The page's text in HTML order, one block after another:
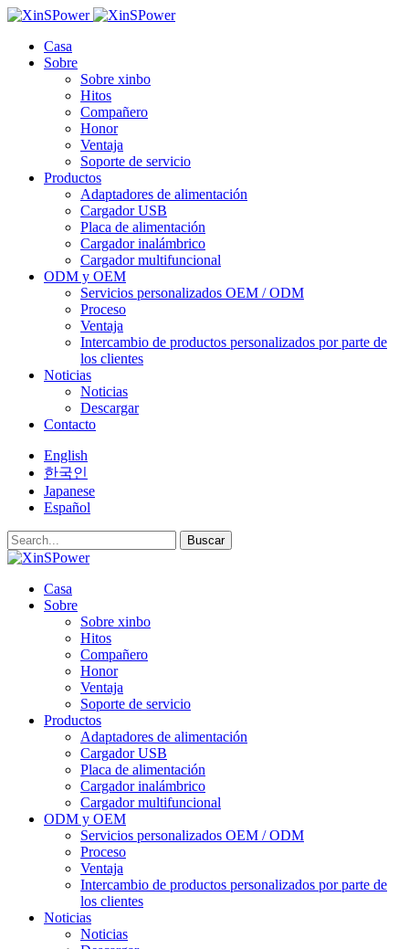
Casa
Sobre
Sobre xinbo
Hitos
Compañero
Honor
Ventaja
Soporte de servicio
Productos
Adaptadores de alimentación
Cargador USB
Placa de alimentación
Cargador inalámbrico
Cargador multifuncional
ODM y OEM
Servicios personalizados OEM / ODM
Proceso
Ventaja
Intercambio de productos personalizados por parte de
los clientes
Noticias
Noticias
Descargar
Contacto
English
한국인
Japanese
Español
Buscar
Casa
Sobre
Sobre xinbo
Hitos
Compañero
Honor
Ventaja
Soporte de servicio
Productos
Adaptadores de alimentación
Cargador USB
Placa de alimentación
Cargador inalámbrico
Cargador multifuncional
ODM y OEM
Servicios personalizados OEM / ODM
Proceso
Ventaja
Intercambio de productos personalizados por parte de
los clientes
Noticias
Noticias